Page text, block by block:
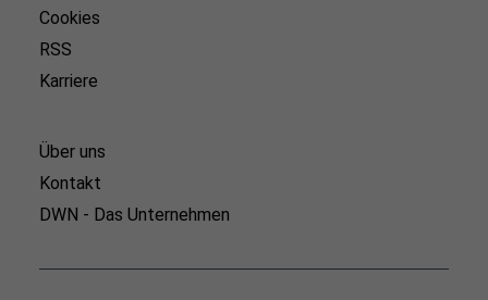
Cookies
RSS
Karriere
Über uns
Kontakt
DWN - Das Unternehmen